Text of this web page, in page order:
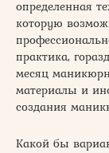
определенная
которую
практика,
месяц
материалы и
создания
Какой бы